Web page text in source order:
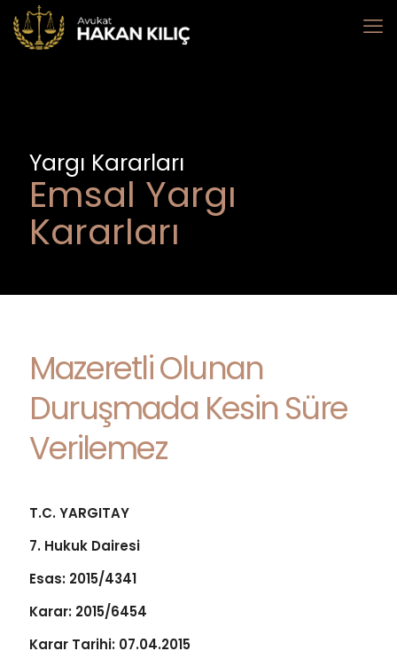
Yargı Kararları
Emsal Yargı
Kararları
Mazeretli Olunan
Duruşmada Kesin Süre
Verilemez
T.C. YARGITAY
7. Hukuk Dairesi
Esas: 2015/4341
Karar: 2015/6454
Karar Tarihi: 07.04.2015